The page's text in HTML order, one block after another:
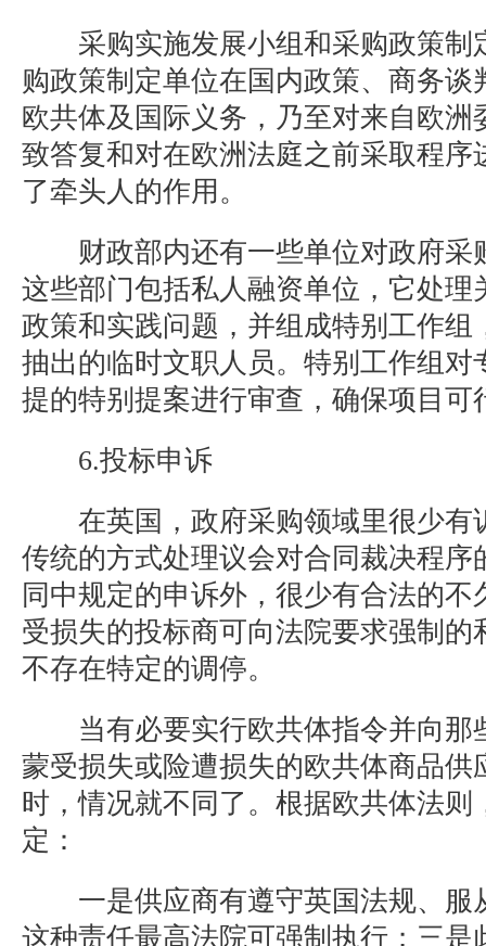
采购实施发展小组和采购政策制
购政策制定单位在国内政策、商务谈
欧共体及国际义务，乃至对来自欧洲
致答复和对在欧洲法庭之前采取程序
了牵头人的作用。
财政部内还有一些单位对政府采
这些部门包括私人融资单位，它处理
政策和实践问题，并组成特别工作组
抽出的临时文职人员。特别工作组对
提的特别提案进行审查，确保项目可
6.投标申诉
在英国，政府采购领域里很少有
传统的方式处理议会对合同裁决程序
同中规定的申诉外，很少有合法的
受损失的投标商可向法院要求强制的
不存在特定的调停。
当有必要实行欧共体指令并向那
蒙受损失或险遭损失的欧共体商品供
时，情况就不同了。根据欧共体法则
定：
一是供应商有遵守英国法规、服
这种责任最高法院可强制执行；三是